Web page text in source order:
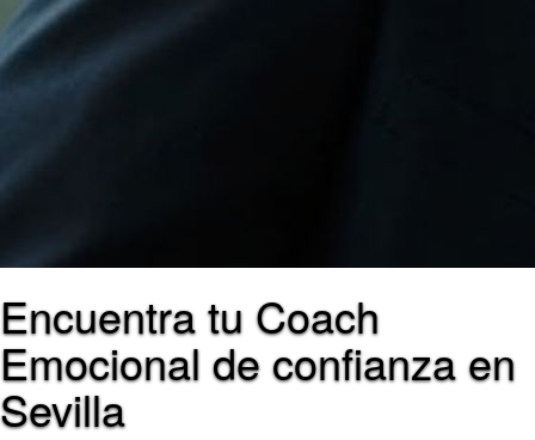
Encuentra tu Coach
Emocional de confianza en
Sevilla